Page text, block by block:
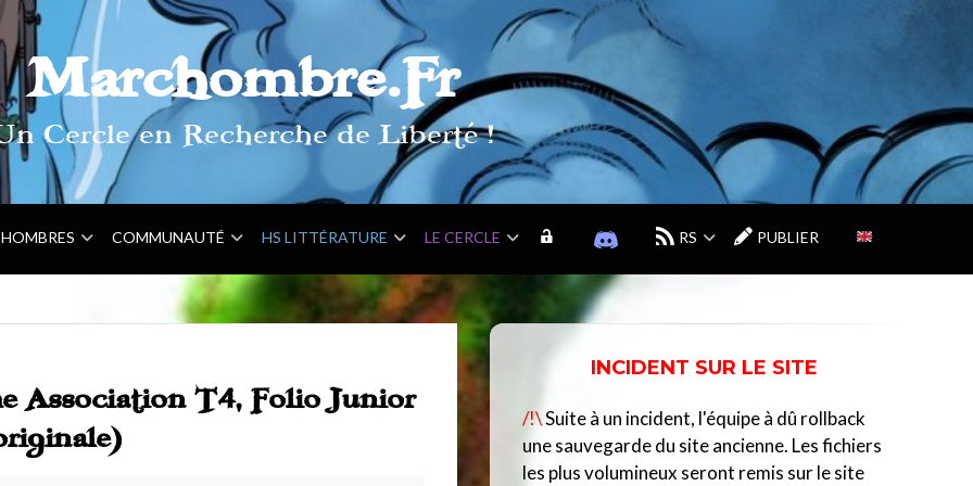
Marchombre.Fr
Cercle en Recherche de Liberté !
COMMUNAUTÉ HS LITTÉRATURE LE CERCLE
C
O
E
S
O
D
U
C
RS PUBLIER
Association T4, Folio Junior
INCIDENT SUR LE SITE
/!\Suite à un incident, l'équipe à dû rollback
une sauvegarde du site ancienne. Les fichiers
les plus volumineux seront remis sur le site